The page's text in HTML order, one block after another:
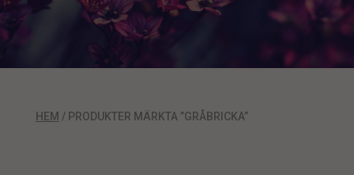
HEM / PRODUKTER MÄRKTA ”GRÅBRICKA”